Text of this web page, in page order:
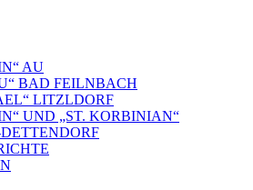
AU
BAD FEILNBACH
LITZLDORF
UND „ST. KORBINIAN“